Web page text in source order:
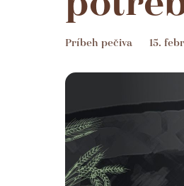
Príbeh pečiva 15.